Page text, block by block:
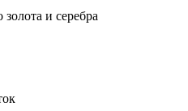
и серебра